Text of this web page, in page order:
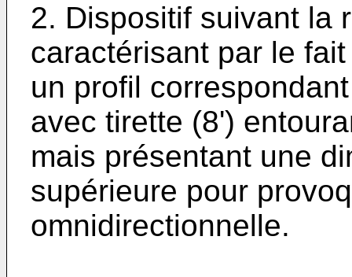
2. Dispositif suivant la
caractérisant par le
un profil
avec tirette (8')
mais présentant une
supérieure pour
omnidirectionnelle.